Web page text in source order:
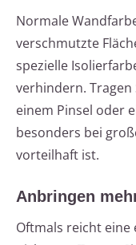
Normale
verschmutzte
spezielle
verhindern. Tragen
einem Pinsel oder
besonders bei
vorteilhaft ist.
Anbringen
Oftmals reicht eine